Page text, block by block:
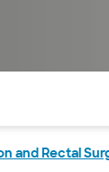
and Rectal